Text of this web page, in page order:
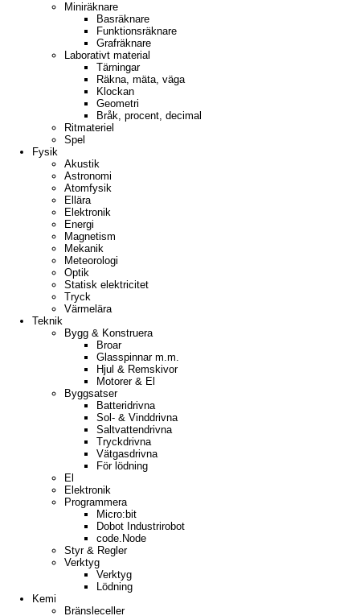
Miniräknare
Basräknare
Funktionsräknare
Grafräknare
Laborativt material
Tärningar
Räkna, mäta, väga
Klockan
Geometri
Bråk, procent, decimal
Ritmateriel
Spel
Fysik
Akustik
Astronomi
Atomfysik
Ellära
Elektronik
Energi
Magnetism
Mekanik
Meteorologi
Optik
Statisk elektricitet
Tryck
Värmelära
Teknik
Bygg & Konstruera
Broar
Glasspinnar m.m.
Hjul & Remskivor
Motorer & El
Byggsatser
Batteridrivna
Sol- & Vinddrivna
Saltvattendrivna
Tryckdrivna
Vätgasdrivna
För lödning
El
Elektronik
Programmera
Micro:bit
Dobot Industrirobot
code.Node
Styr & Regler
Verktyg
Verktyg
Lödning
Kemi
Bränsleceller